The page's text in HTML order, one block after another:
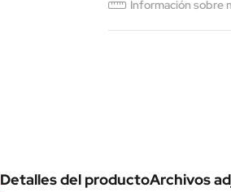
Información sobre
Detalles del productoArchivos